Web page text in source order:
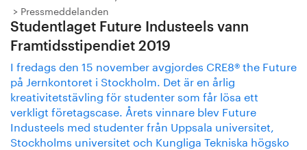
Pressmeddelanden
Studentlaget Future Industeels vann
Framtidsstipendiet 2019
I fredags den 15 november avgjordes CRE8® the Future
på Jernkontoret i Stockholm. Det är en årlig
kreativitetstävling för studenter som får lösa ett
verkligt företagscase. Årets vinnare blev Future
Industeels med studenter från Uppsala universitet,
Stockholms universitet och Kungliga Tekniska högsko